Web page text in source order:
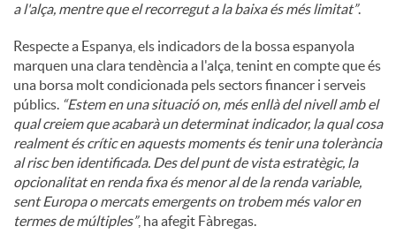
a l'alça, mentre que el recorregut a la baixa és més limitat”.
Respecte a Espanya, els indicadors de la bossa espanyola
marquen una clara tendència a l'alça, tenint en compte que és
una borsa molt condicionada pels sectors financer i serveis
públics. “Estem en una situació on, més enllà del nivell amb el
qual creiem que acabarà un determinat indicador, la qual cosa
realment és crític en aquests moments és tenir una tolerància
al risc ben identificada. Des del punt de vista estratègic, la
opcionalitat en renda fixa és menor al de la renda variable,
sent Europa o mercats emergents on trobem més valor en
termes de múltiples”, ha afegit Fàbregas.